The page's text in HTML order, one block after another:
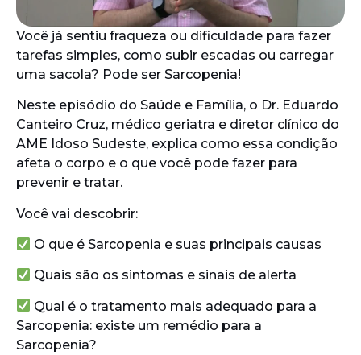
Você já sentiu fraqueza ou dificuldade para fazer
tarefas simples, como subir escadas ou carregar
uma sacola? Pode ser Sarcopenia!
Neste episódio do Saúde e Família, o Dr. Eduardo
Canteiro Cruz, médico geriatra e diretor clínico do
AME Idoso Sudeste, explica como essa condição
afeta o corpo e o que você pode fazer para
prevenir e tratar.
Você vai descobrir:
O que é Sarcopenia e suas principais causas
Quais são os sintomas e sinais de alerta
Qual é o tratamento mais adequado para a
Sarcopenia: existe um remédio para a
Sarcopenia?